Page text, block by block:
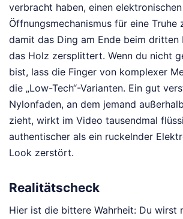
verbracht haben, einen elektronischen
Öffnungsmechanismus für eine Truhe
damit das Ding am Ende beim dritten
das Holz zersplittert. Wenn du nicht
bist, lass die Finger von komplexer
die „Low-Tech“-Varianten. Ein gut
Nylonfaden, an dem jemand
zieht, wirkt im Video tausendmal
authentischer als ein ruckelnder
Look zerstört.
Realitätscheck
Hier ist die bittere Wahrheit: Du wirst